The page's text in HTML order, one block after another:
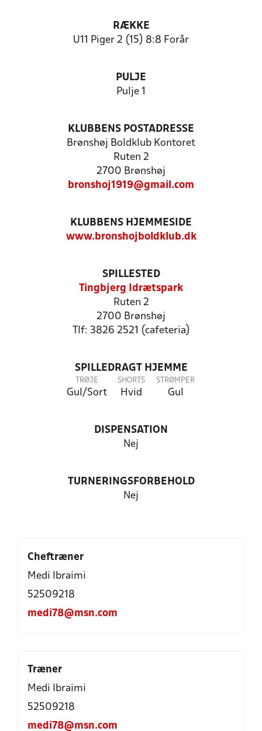
RÆKKE
U11 Piger 2 (15) 8:8 Forår
PULJE
Pulje 1
KLUBBENS POSTADRESSE
Brønshøj Boldklub Kontoret
Ruten 2
2700 Brønshøj
bronshoj1919@gmail.com
KLUBBENS HJEMMESIDE
www.bronshojboldklub.dk
SPILLESTED
Tingbjerg Idrætspark
Ruten 2
2700 Brønshøj
Tlf: 3826 2521 (cafeteria)
SPILLEDRAGT HJEMME
TRØJE
Gul/Sort
SHORTS
Hvid
STRØMPER
Gul
DISPENSATION
Nej
TURNERINGSFORBEHOLD
Nej
Cheftræner
Medi Ibraimi
52509218
medi78@msn.com
Træner
Medi Ibraimi
52509218
medi78@msn.com